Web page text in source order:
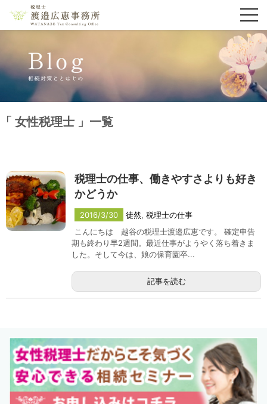
女性税理士 一覧
税理士の仕事、働きやすさよりも好き
かどうか
2016/3/30 徒然,税理士の仕事
こんにちは 越谷の税理士渡邉広恵です。 確定申告
期も終わり早2週間。最近仕事がようやく落ち着きま
した。そして今は、娘の保育園卒...
記事を読む